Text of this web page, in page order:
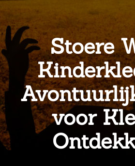
Stoere
voor